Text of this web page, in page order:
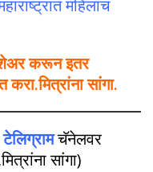
महिलांचं
शेअर करून इतर
सांगा.
टेलिग्रामचॅनेलवर
सांगा)